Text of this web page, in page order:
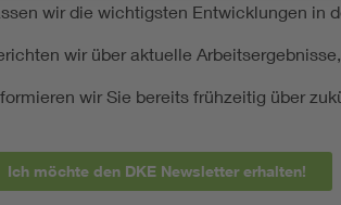
wir die wichtigsten Entwicklungen in
wir über aktuelle
wir Sie bereits frühzeitig über
Ich möchte den DKE Newsletter erhalten!